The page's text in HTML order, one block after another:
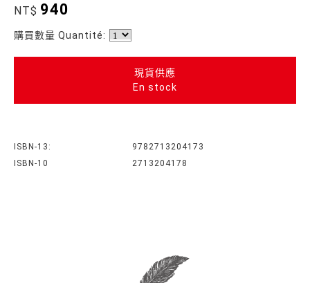
NT$ 940
購買數量 Quantité:
現貨供應
En stock
ISBN-13:
9782713204173
ISBN-10
2713204178